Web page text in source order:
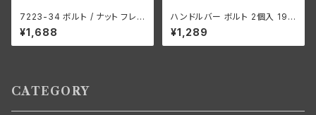
7223-34 ボルト / ナット フレ
ームクランプ 2個入り ハーレー
ダビッドソン WLA WLC
¥1,688
ハンドルバー ボルト 2個入 193
0-52年 亜鉛
¥1,289
CATEGORY